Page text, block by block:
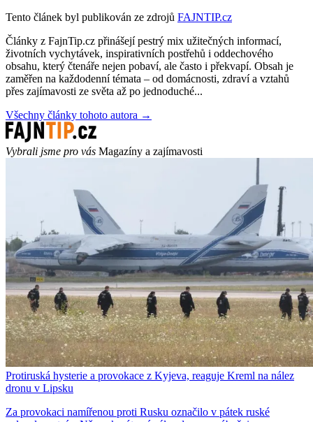
Tento článek byl publikován ze zdrojů FAJNTIP.cz
Články z FajnTip.cz přinášejí pestrý mix užitečných informací,
životních vychytávek, inspirativních postřehů i oddechového
obsahu, který čtenáře nejen pobaví, ale často i překvapí. Obsah je
zaměřen na každodenní témata – od domácnosti, zdraví a vztahů
přes zajímavosti ze světa až po jednoduché...
Všechny články tohoto autora →
Vybrali jsme pro vás Magazíny a zajímavosti
Protiruská hysterie a provokace z Kyjeva, reaguje Kreml na nález
dronu v Lipsku
Za provokaci namířenou proti Rusku označilo v pátek ruské